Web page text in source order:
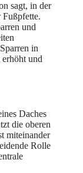
sagt, in der
Fußpfette.
und
in
erhöht und
Daches
die oberen
miteinander
Rolle